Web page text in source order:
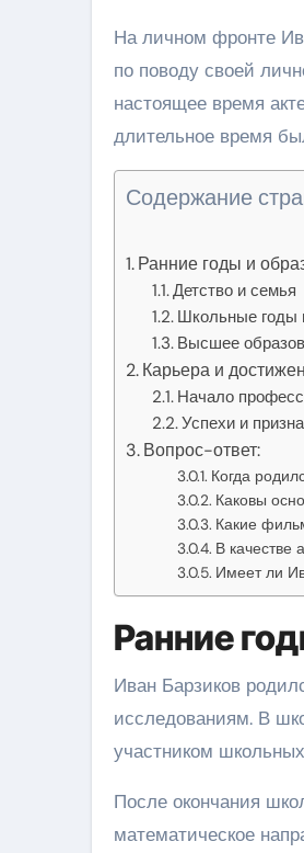
На личном фронте
по поводу своей
настоящее время
длительное время
Содержание
Ранние годы и
Детство и семья
Школьные годы
Высшее
Карьера и
Начало
Успехи и
Вопрос-ответ:
Когда
Каковы
Какие
В качестве
Имеет ли
Ранние
Иван Барзиков
исследованиям. В
участником
После окончания
математическое